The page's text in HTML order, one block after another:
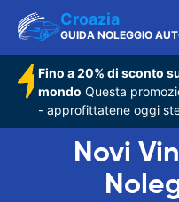
Croazia
GUIDA NOLEGGIO
Fino a 20% di sconto
mondo Questa
- approfittatene oggi
Novi